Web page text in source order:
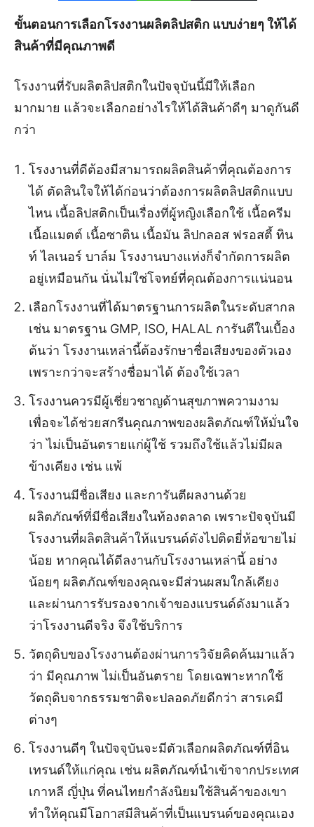
ขั้นตอนการเลือกโรงงานผลิตลิปสติก แบบง่ายๆ ให้ได้
สินค้าที่มีคุณภาพดี
โรงงานที่รับผลิตลิปสติกในปัจจุบันนี้มีให้เลือก
มากมาย แล้วจะเลือกอย่างไรให้ได้สินค้าดีๆ มาดูกันดี
กว่า
โรงงานที่ดีต้องมีสามารถผลิตสินค้าที่คุณต้องการ
ได้ ตัดสินใจให้ได้ก่อนว่าต้องการผลิตลิปสติกแบบ
ไหน เนื้อลิปสติกเป็นเรื่องที่ผู้หญิงเลือกใช้ เนื้อครีม
เนื้อแมตต์ เนื้อซาติน เนื้อมัน ลิปกลอส ฟรอสตี้ ทิน
ท์ ไลเนอร์ บาล์ม โรงงานบางแห่งก็จำกัดการผลิต
อยู่เหมือนกัน นั่นไม่ใช่โจทย์ที่คุณต้องการแน่นอน
เลือกโรงงานที่ได้มาตรฐานการผลิตในระดับสากล
เช่น มาตรฐาน GMP, ISO, HALAL การันตีในเบื้อง
ต้นว่า โรงงานเหล่านี้ต้องรักษาชื่อเสียงของตัวเอง
เพราะกว่าจะสร้างชื่อมาได้ ต้องใช้เวลา
โรงงานควรมีผู้เชี่ยวชาญด้านสุขภาพความงาม
เพื่อจะได้ช่วยสกรีนคุณภาพของผลิตภัณฑ์ให้มั่นใจ
ว่า ไม่เป็นอันตรายแก่ผู้ใช้ รวมถึงใช้แล้วไม่มีผล
ข้างเคียง เช่น แพ้
โรงงานมีชื่อเสียง และการันตีผลงานด้วย
ผลิตภัณฑ์ที่มีชื่อเสียงในท้องตลาด เพราะปัจจุบันมี
โรงงานที่ผลิตสินค้าให้แบรนด์ดังไปติดยี่ห้อขายไม่
น้อย หากคุณได้ดีลงานกับโรงงานเหล่านี้ อย่าง
น้อยๆ ผลิตภัณฑ์ของคุณจะมีส่วนผสมใกล้เคียง
และผ่านการรับรองจากเจ้าของแบรนด์ดังมาแล้ว
ว่าโรงงานดีจริง จึงใช้บริการ
วัตถุดิบของโรงงานต้องผ่านการวิจัยคิดค้นมาแล้ว
ว่า มีคุณภาพ ไม่เป็นอันตราย โดยเฉพาะหากใช้
วัตถุดิบจากธรรมชาติจะปลอดภัยดีกว่า สารเคมี
ต่างๆ
โรงงานดีๆ ในปัจจุบันจะมีตัวเลือกผลิตภัณฑ์ที่อิน
เทรนด์ให้แก่คุณ เช่น ผลิตภัณฑ์นำเข้าจากประเทศ
เกาหลี ญี่ปุ่น ที่คนไทยกำลังนิยมใช้สินค้าของเขา
ทำให้คุณมีโอกาสมีสินค้าที่เป็นแบรนด์ของคุณเอง